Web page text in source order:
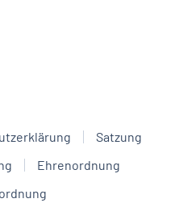
Satzung
Ehrenordnung